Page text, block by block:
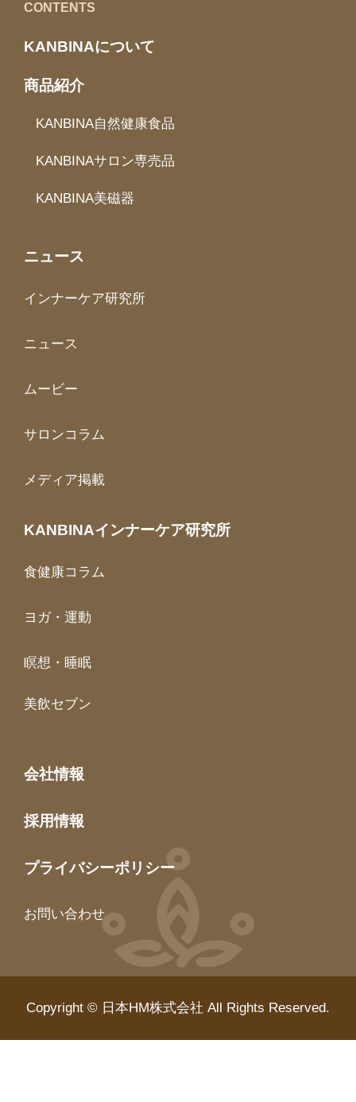
CONTENTS
KANBINAについて
商品紹介
KANBINA自然健康食品
KANBINAサロン専売品
KANBINA美磁器
ニュース
インナーケア研究所
ニュース
ムービー
サロンコラム
メディア掲載
KANBINAインナーケア研究所
食健康コラム
ヨガ・運動
瞑想・睡眠
美飲セブン
会社情報
採用情報
プライバシーポリシー
お問い合わせ
Copyright © 日本HM株式会社 All Rights Reserved.